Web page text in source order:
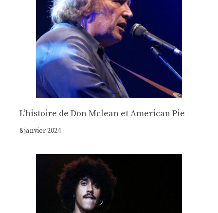
Lʼhistoire de Don Mclean et American Pie
8 janvier 2024